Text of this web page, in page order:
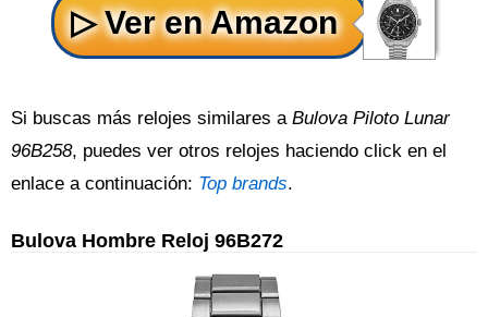
Si buscas más relojes similares a Bulova Piloto Lunar
96B258, puedes ver otros relojes haciendo click en el
enlace a continuación: Top brands.
Bulova Hombre Reloj 96B272